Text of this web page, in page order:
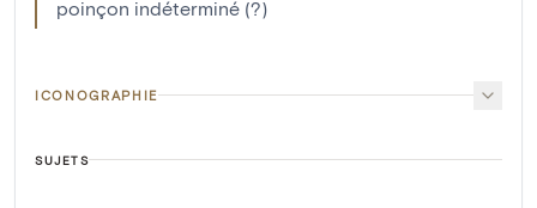
poinçon indéterminé (?)
ICONOGRAPHIE
SUJETS